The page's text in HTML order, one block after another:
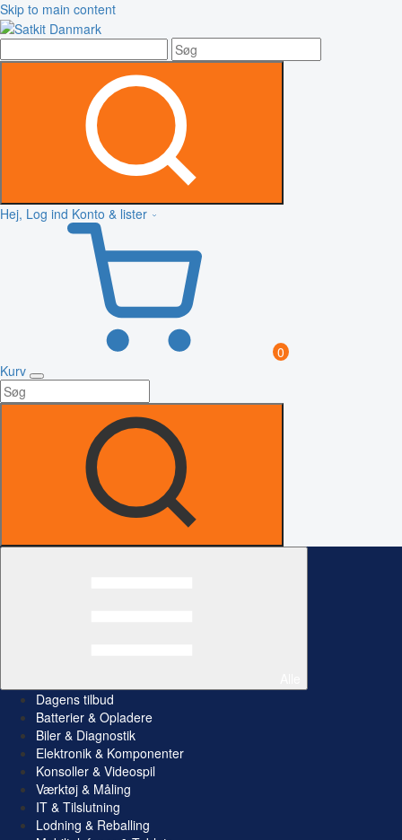
Skip to main content
Hej, Log ind Konto & lister
0
Kurv
Dagens tilbud
Batterier & Opladere
Biler & Diagnostik
Elektronik & Komponenter
Konsoller & Videospil
Værktøj & Måling
IT & Tilslutning
Lodning & Reballing